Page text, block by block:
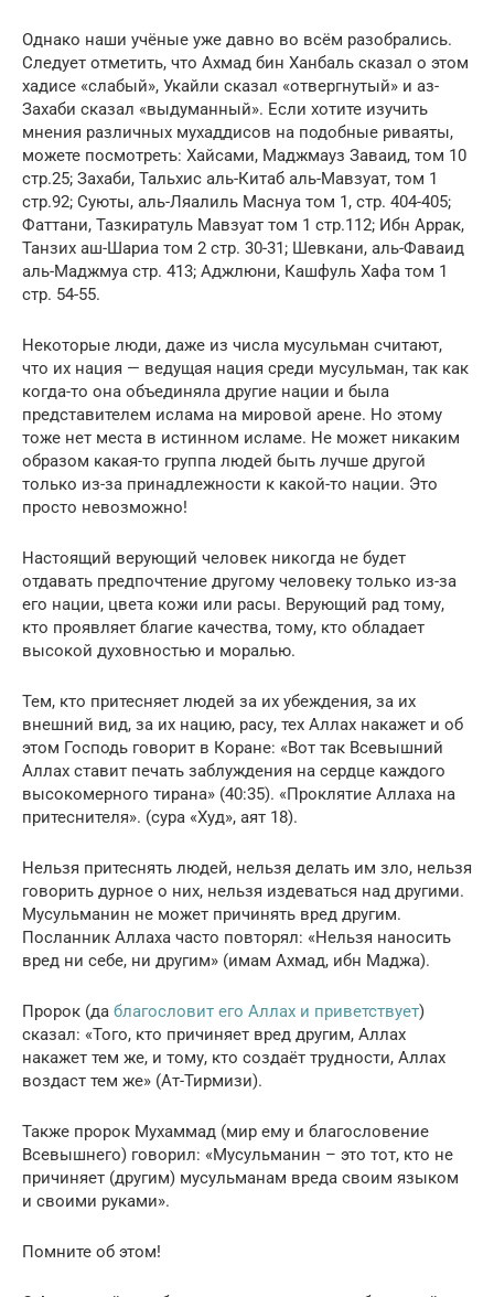
Однако наши учёные уже давно во всём разобрались.
Следует отметить, что Ахмад бин Ханбаль сказал о этом
хадисе «слабый», Укайли сказал «отвергнутый» и аз-
Захаби сказал «выдуманный». Если хотите изучить
мнения различных мухаддисов на подобные риваяты,
можете посмотреть: Хайсами, Маджмауз Заваид, том 10
стр.25; Захаби, Тальхис аль-Китаб аль-Мавзуат, том 1
стр.92; Суюты, аль-Ляалиль Маснуа том 1, стр. 404-405;
Фаттани, Тазкиратуль Мавзуат том 1 стр.112; Ибн Аррак,
Танзих аш-Шариа том 2 стр. 30-31; Шевкани, аль-Фаваид
аль-Маджмуа стр. 413; Аджлюни, Кашфуль Хафа том 1
стр. 54-55.
Некоторые люди, даже из числа мусульман считают,
что их нация — ведущая нация среди мусульман, так как
когда-то она объединяла другие нации и была
представителем ислама на мировой арене. Но этому
тоже нет места в истинном исламе. Не может никаким
образом какая-то группа людей быть лучше другой
только из-за принадлежности к какой-то нации. Это
просто невозможно!
Настоящий верующий человек никогда не будет
отдавать предпочтение другому человеку только из-за
его нации, цвета кожи или расы. Верующий рад тому,
кто проявляет благие качества, тому, кто обладает
высокой духовностью и моралью.
Тем, кто притесняет людей за их убеждения, за их
внешний вид, за их нацию, расу, тех Аллах накажет и об
этом Господь говорит в Коране: «Вот так Всевышний
Аллах ставит печать заблуждения на сердце каждого
высокомерного тирана» (40:35). «Проклятие Аллаха на
притеснителя». (сура «Худ», аят 18).
Нельзя притеснять людей, нельзя делать им зло, нельзя
говорить дурное о них, нельзя издеваться над другими.
Мусульманин не может причинять вред другим.
Посланник Аллаха часто повторял: «Нельзя наносить
вред ни себе, ни другим» (имам Ахмад, ибн Маджа).
Пророк (да благословит его Аллах и приветствует)
сказал: «Того, кто причиняет вред другим, Аллах
накажет тем же, и тому, кто создаёт трудности, Аллах
воздаст тем же» (Ат-Тирмизи).
Также пророк Мухаммад (мир ему и благословение
Всевышнего) говорил: «Мусульманин – это тот, кто не
причиняет (другим) мусульманам вреда своим языком
и своими руками».
Помните об этом!